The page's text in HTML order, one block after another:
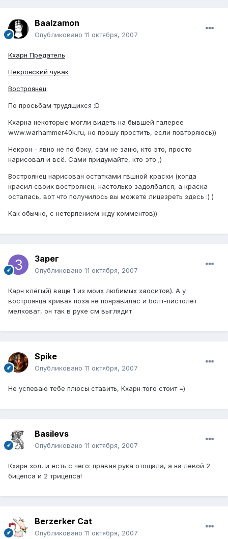
Baalzamon
Опубликовано 11 октября, 2007
Кхарн Предатель
Некронский чувак
Востроянец
По просьбам трудящихся :D
Кхарна некоторые могли видеть на бывшей галерее
www.warhammer40k.ru, но прошу простить, если повторяюсь))
Некрон - явно не по бэку, сам не заню, кто это, просто
нарисовал и всё. Сами придумайте, кто это ;)
Востроянец нарисован остатками гвшной краски (когда
красил своих востроянен, настолько задолбался, а краска
осталась, вот что получилось вы можете лицезреть здесь :) )
Как обычно, с нетерпением жду комментов))
Зарег
Опубликовано 11 октября, 2007
Карн клёгый) ваще 1 из моих любимых хаоситов). А у
востроянца кривая поза не понравилас и болт-пистолет
мелковат, он так в руке см выглядит
Spike
Опубликовано 11 октября, 2007
Не успеваю тебе плюсы ставить, Кхарн того стоит =)
Basilevs
Опубликовано 11 октября, 2007
Кхарн зол, и есть с чего: правая рука отощала, а на левой 2
бицепса и 2 трицепса!
Berzerker Cat
Опубликовано 11 октября, 2007